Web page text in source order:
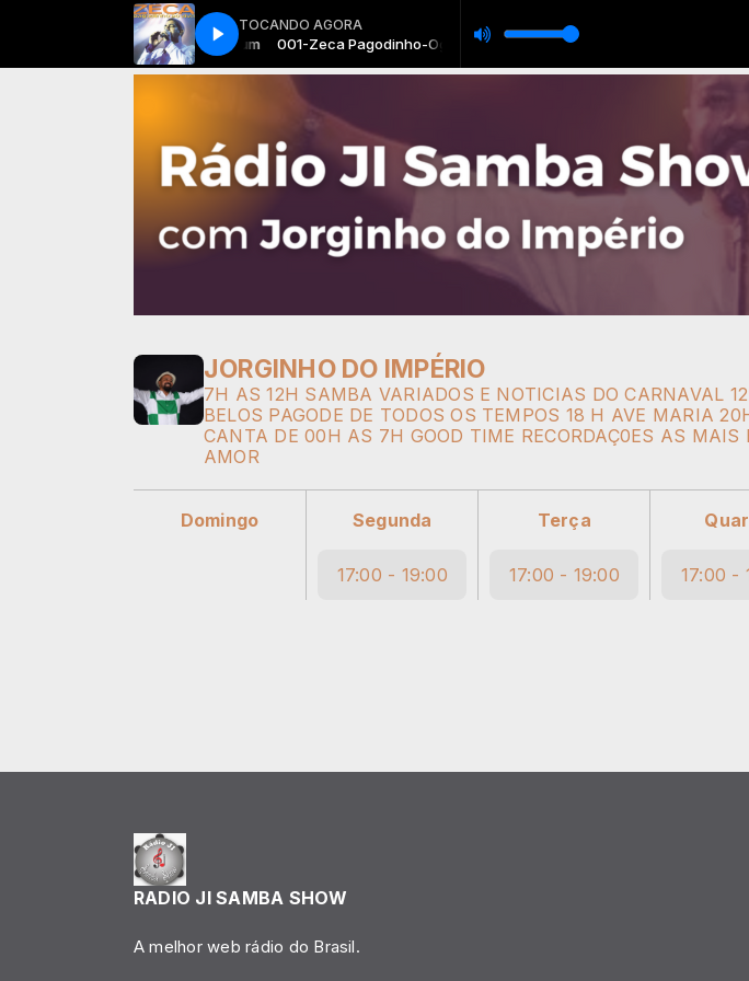
TOCANDO AGORA
001-Zeca Pagodinho-Ogum 001-Zeca Pagodinho-Ogum
JORGINHO DO IMPÉRIO
7H AS 12H SAMBA VARIADOS E NOTICIAS DO CARNAVAL
BELOS PAGODE DE TODOS OS TEMPOS 18 H AVE MARIA
CANTA DE 00H AS 7H GOOD TIME RECORDAÇ0ES AS
AMOR
Domingo Segunda
17:00 - 19:00
Terça
17:00 - 19:00 17:00 -
RADIO JI SAMBA SHOW
A melhor web rádio do Brasil.